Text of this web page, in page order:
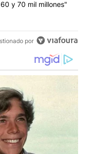
y 70 mil millones"
por